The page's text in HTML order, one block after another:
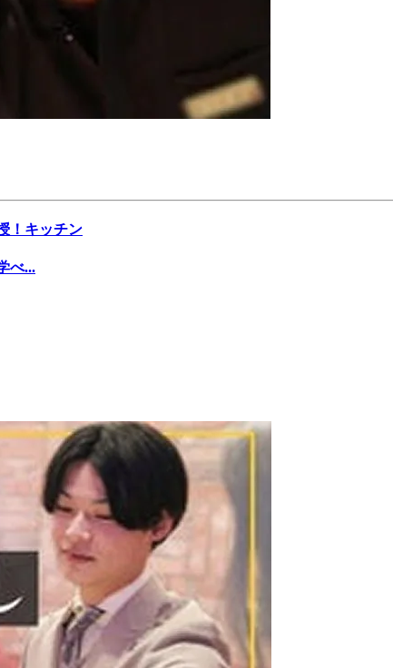
！キッチン
べ...